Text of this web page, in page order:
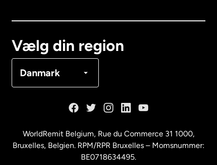
Vælg din region
Danmark
Malaysia
WorldRemit Belgium, Rue du Commerce 31 1000,
Bruxelles, Belgien. RPM/RPR Bruxelles – Momsnummer:
BE0718634495.